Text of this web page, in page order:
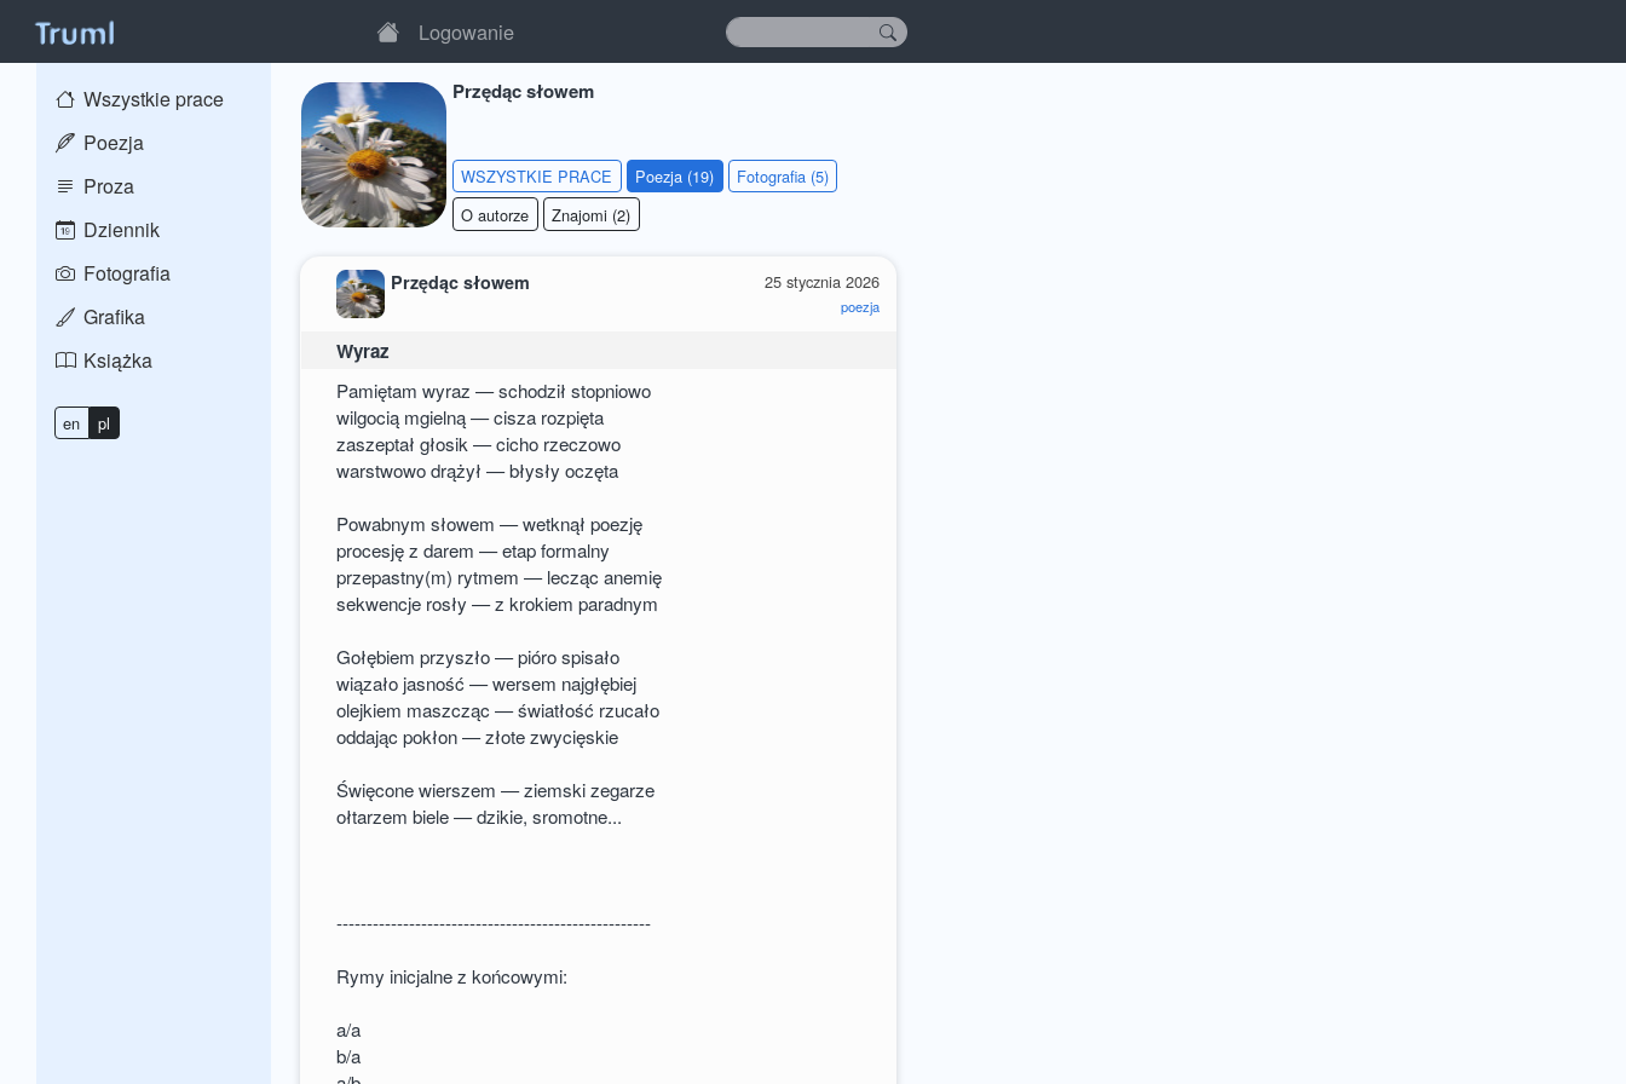
Logowanie
Wszystkie prace
Poezja
Proza
Dziennik
Fotografia
Grafika
Książka
en pl
Przędąc słowem
WSZYSTKIE PRACE Poezja (19)
Fotografia (5)
O autorze
Znajomi (2)
25 stycznia 2026
poezja
Przędąc słowem
Wyraz
Pamiętam wyraz — schodził stopniowo
wilgocią mgielną — cisza rozpięta
zaszeptał głosik — cicho rzeczowo
warstwowo drążył — błysły oczęta
Powabnym słowem — wetknął poezję
procesję z darem — etap formalny
przepastny(m) rytmem — lecząc anemię
sekwencje rosły — z krokiem paradnym
Gołębiem przyszło — pióro spisało
wiązało jasność — wersem najgłębiej
olejkiem maszcząc — światłość rzucało
oddając pokłon — złote zwycięskie
Święcone wierszem — ziemski zegarze
ołtarzem biele — dzikie, sromotne...
----------------------------------------------------
Rymy inicjalne z końcowymi:
a/a
b/a